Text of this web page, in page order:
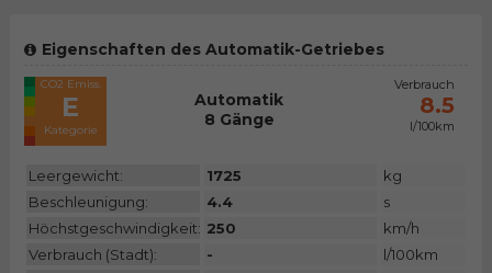
Eigenschaften des Automatik-Getriebes
CO2 Emiss.
E
Kategorie
Automatik
8 Gänge
Verbrauch
8.5
l/100km
Leergewicht: 1725
kg
Beschleunigung:
4.4
s
Höchstgeschwindigkeit: 250
km/h
Verbrauch (Stadt):
-
l/100km